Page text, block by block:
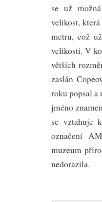
se už
velikost,
metru, což
velikosti. V
větších
zaslán
roku popsal
jméno
se vztahuje
označení
muzeum
nedorazila.